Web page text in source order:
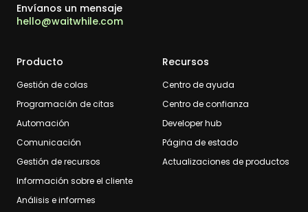
Envíanos un mensaje
hello@waitwhile.com
Producto
Gestión de colas
Programación de citas
Automación
Comunicación
Gestión de recursos
Información sobre el cliente
Análisis e informes
Recursos
Centro de ayuda
Centro de confianza
Developer hub
Página de estado
Actualizaciones de productos